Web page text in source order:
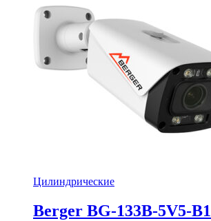
Цилиндрические
Berger BG-133B-5V5-B1